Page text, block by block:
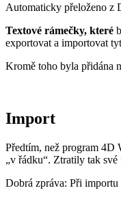
Automaticky přeloženo z
Textové rámečky, které
exportovat a importovat
Kromě toho byla přidána
Import
Předtím, než program 4D
„v řádku“. Ztratily tak své
Dobrá zpráva: Při